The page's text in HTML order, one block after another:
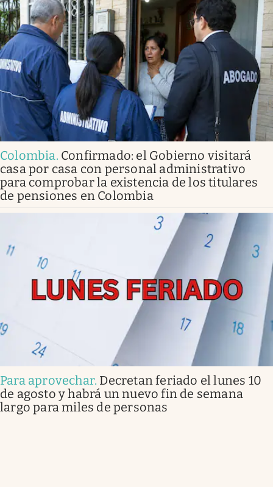
Colombia. Confirmado: el Gobierno visitará
casa por casa con personal administrativo
para comprobar la existencia de los titulares
de pensiones en Colombia
Para aprovechar. Decretan feriado el lunes 10
de agosto y habrá un nuevo fin de semana
largo para miles de personas